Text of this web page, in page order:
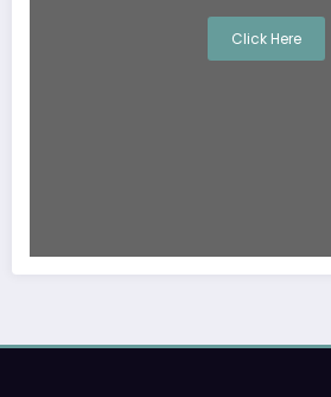
Click Here